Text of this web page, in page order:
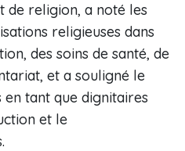
de religion, a noté les
religieuses dans
des soins de santé, de
et a souligné le
tant que dignitaires
et le